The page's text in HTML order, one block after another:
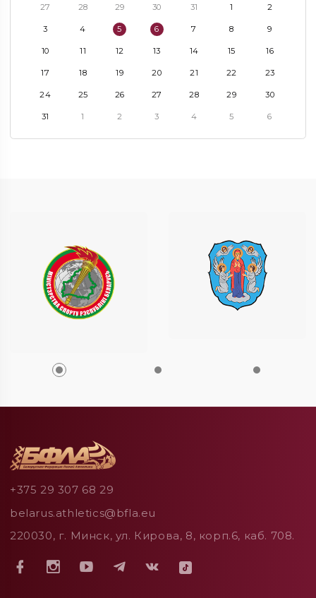
27 28 29 30 31 1 2
3 4 5 6 7 8 9
10 11 12 13 14 15 16
17 18 19 20 21 22 23
24 25 26 27 28 29 30
31 1 2 3 4 5 6
+375 29 307 68 29
belarus.athletics@bfla.eu
220030, г. Минск, ул. Кирова, 8, корп.6, каб. 708.